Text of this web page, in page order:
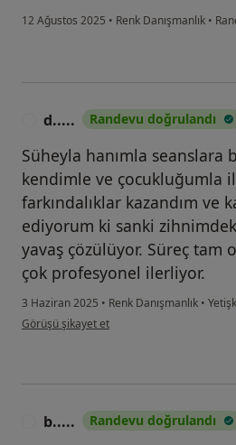
12 Ağustos 2025 • Renk Danışmanlık •
d..... Randevu doğrulandı
Süheyla hanımla seanslara
kendimle ve çocukluğumla
farkındalıklar kazandım ve
ediyorum ki sanki
yavaş çözülüyor. Süreç tam
çok profesyonel ilerliyor.
3 Haziran 2025 • Renk Danışmanlık •
kullanıcının görüşüne göre d.....
Görüşü şikayet et
b..... Randevu doğrulandı